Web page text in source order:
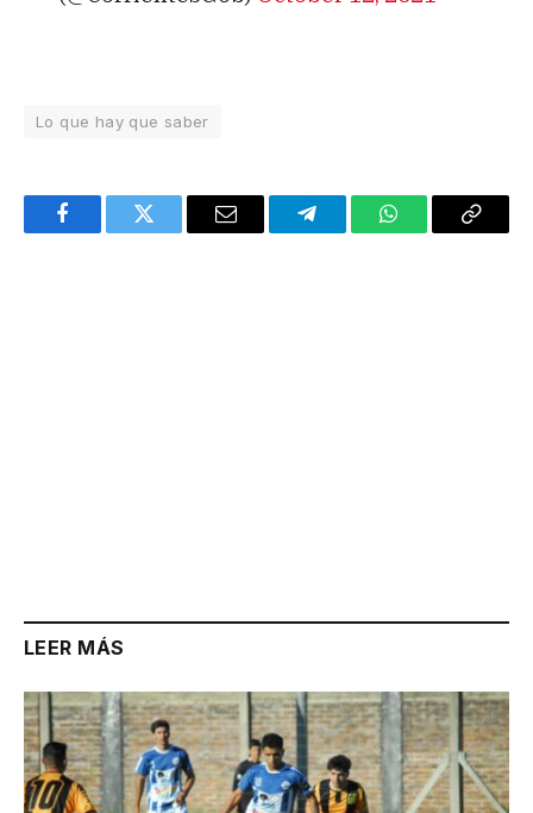
Lo que hay que saber
FacebookTwitter Email TelegramWhatsAppCopy
LEER MÁS